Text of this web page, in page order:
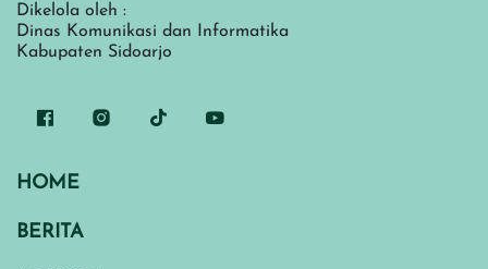
Dikelola oleh :
Dinas Komunikasi dan Informatika
Kabupaten Sidoarjo
HOME
BERITA